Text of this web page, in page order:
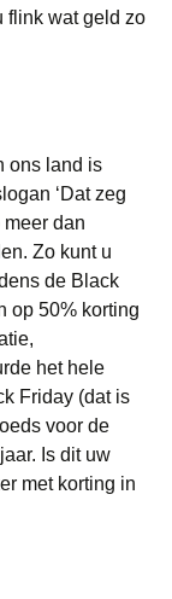
flink wat geld zo
ons land is
‘Dat zeg
meer dan
Zo kunt u
de Black
op 50% korting
het hele
Friday (dat is
voor de
Is dit uw
met korting in